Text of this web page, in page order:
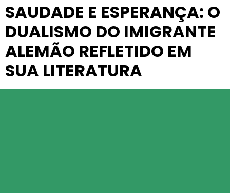
SAUDADE E ESPERANÇA: O
DUALISMO DO IMIGRANTE
ALEMÃO REFLETIDO EM
SUA LITERATURA